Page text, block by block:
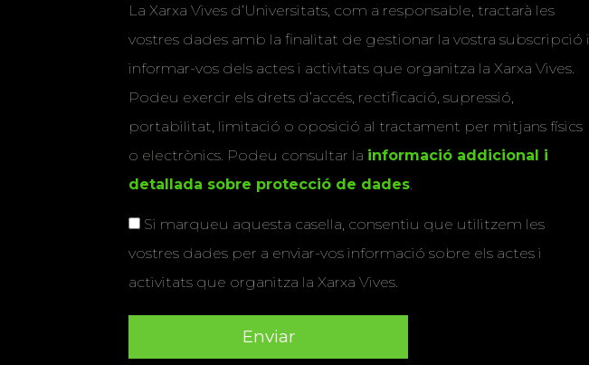
La Xarxa Vives d’Universitats, com a responsable, tractarà les
vostres dades amb la finalitat de gestionar la vostra subscripció i
informar-vos dels actes i activitats que organitza la Xarxa Vives.
Podeu exercir els drets d’accés, rectificació, supressió,
portabilitat, limitació o oposició al tractament per mitjans físics
o electrònics. Podeu consultar la informació addicional i
detallada sobre protecció de dades
Si marqueu aquesta casella, consentiu que utilitzem les
vostres dades per a enviar-vos informació sobre els actes i
activitats que organitza la Xarxa Vives.